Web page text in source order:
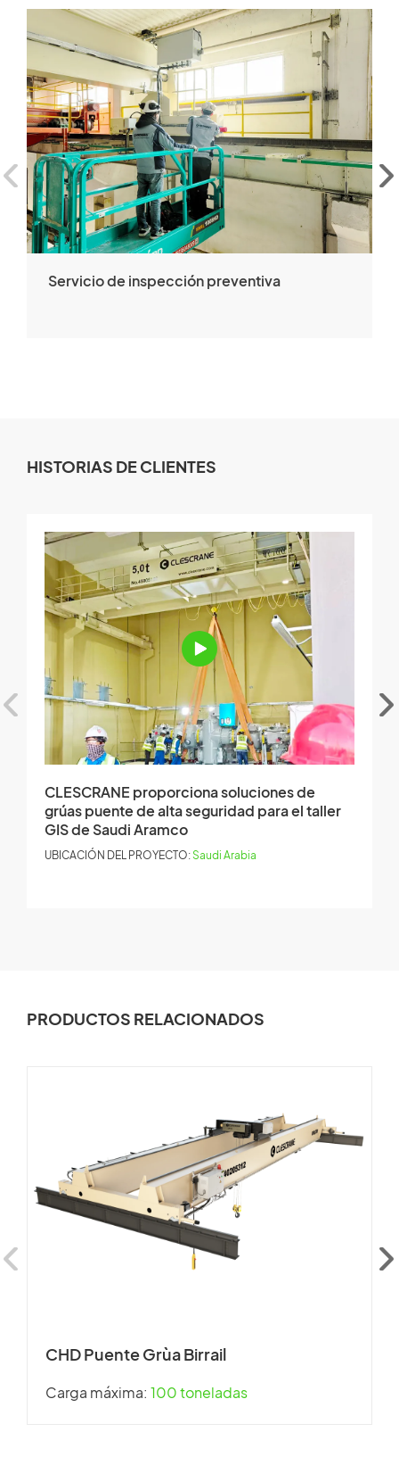
Servicio de inspección preventiva
HISTORIAS DE CLIENTES
CLESCRANE proporciona soluciones de
grúas puente de alta seguridad para el taller
GIS de Saudi Aramco
UBICACIÓN DEL PROYECTO:Saudi Arabia
PRODUCTOS RELACIONADOS
CHD Puente Grùa Birrail
Carga máxima: 100 toneladas